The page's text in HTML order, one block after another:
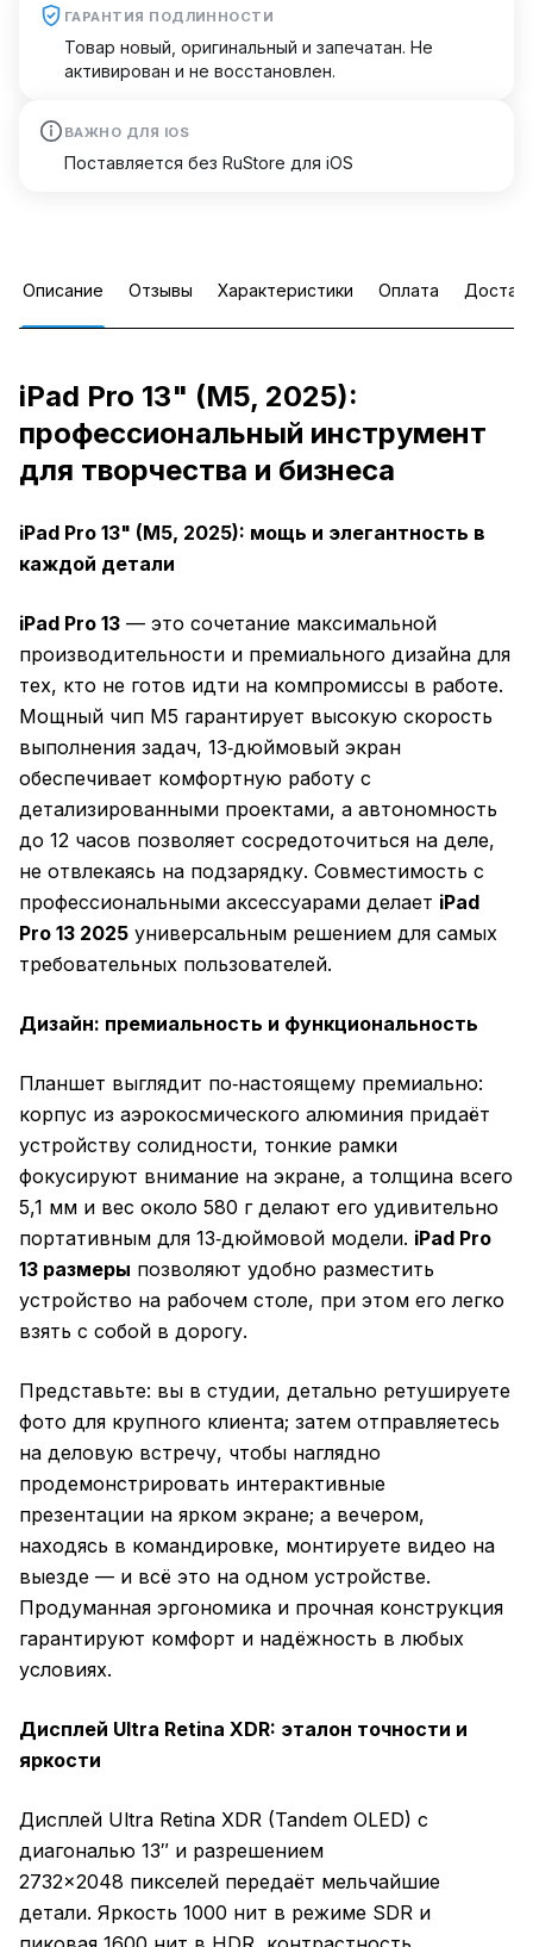
ГАРАНТИЯ ПОДЛИННОСТИ
Товар новый, оригинальный и запечатан. Не
активирован и не восстановлен.
ВАЖНО ДЛЯ IOS
Поставляется без RuStore для iOS
Описание Отзывы Характеристики Оплата
iPad Pro 13" (M5, 2025):
профессиональный инструмент
для творчества и бизнеса
iPad Pro 13" (M5, 2025): мощь и элегантность в
каждой детали
iPad Pro 13 — это сочетание максимальной
производительности и премиального дизайна для
тех, кто не готов идти на компромиссы в работе.
Мощный чип M5 гарантирует высокую скорость
выполнения задач, 13‑дюймовый экран
обеспечивает комфортную работу с
детализированными проектами, а автономность
до 12 часов позволяет сосредоточиться на деле,
не отвлекаясь на подзарядку. Совместимость с
профессиональными аксессуарами делает iPad
Pro 13 2025 универсальным решением для самых
требовательных пользователей.
Дизайн: премиальность и функциональность
Планшет выглядит по‑настоящему премиально:
корпус из аэрокосмического алюминия придаёт
устройству солидности, тонкие рамки
фокусируют внимание на экране, а толщина всего
5,1 мм и вес около 580 г делают его удивительно
портативным для 13‑дюймовой модели. iPad Pro
13 размеры позволяют удобно разместить
устройство на рабочем столе, при этом его легко
взять с собой в дорогу.
Представьте: вы в студии, детально ретушируете
фото для крупного клиента; затем отправляетесь
на деловую встречу, чтобы наглядно
продемонстрировать интерактивные
презентации на ярком экране; а вечером,
находясь в командировке, монтируете видео на
выезде — и всё это на одном устройстве.
Продуманная эргономика и прочная конструкция
гарантируют комфорт и надёжность в любых
условиях.
Дисплей Ultra Retina XDR: эталон точности и
яркости
Дисплей Ultra Retina XDR (Tandem OLED) с
диагональю 13″ и разрешением
2732×2048 пикселей передаёт мельчайшие
детали. Яркость 1000 нит в режиме SDR и